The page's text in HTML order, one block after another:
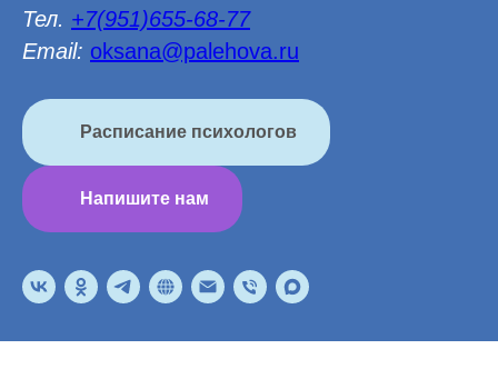
Тел. +7(951)655-68-77
Email: oksana@palehova.ru
Расписание психологов
Напишите нам